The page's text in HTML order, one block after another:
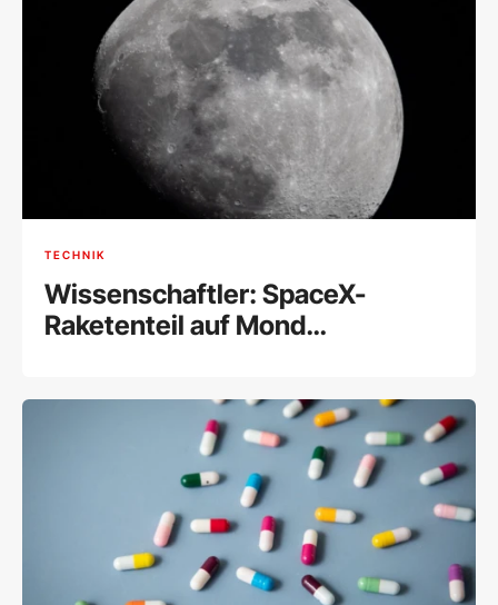
TECHNIK
Wissenschaftler: SpaceX-
Raketenteil auf Mond